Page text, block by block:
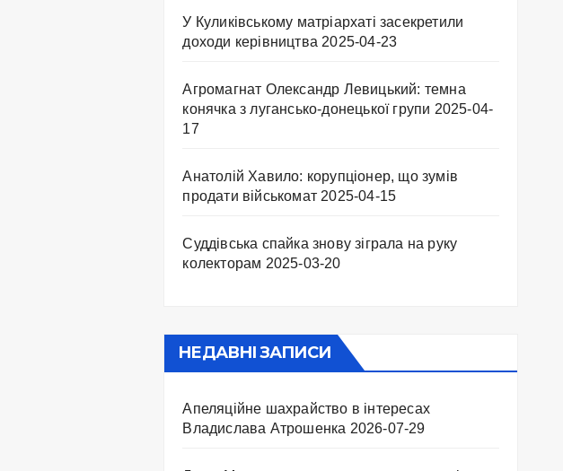
У Куликівському матріархаті засекретили
доходи керівництва 2025-04-23
Агромагнат Олександр Левицький: темна
конячка з лугансько-донецької групи 2025-04-
17
Анатолій Хавило: корупціонер, що зумів
продати військомат 2025-04-15
Суддівська спайка знову зіграла на руку
колекторам 2025-03-20
НЕДАВНІ ЗАПИСИ
Апеляційне шахрайство в інтересах
Владислава Атрошенка 2026-07-29